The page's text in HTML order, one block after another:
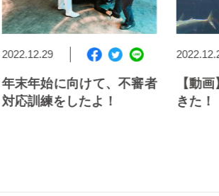
2022.12.29
年末年始に向けて、不審者
対応訓練をしたよ！
【動画
きた！